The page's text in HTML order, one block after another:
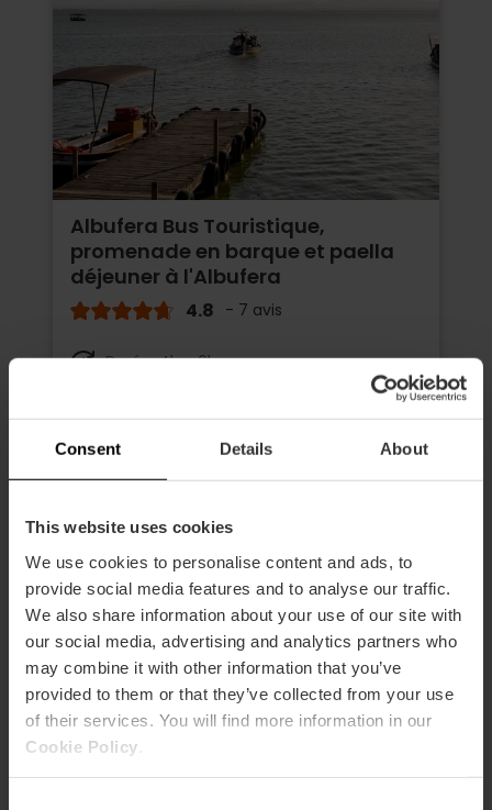
Consent Details About
This website uses cookies
We use cookies to personalise content and ads, to
provide social media features and to analyse our traffic.
We also share information about your use of our site with
our social media, advertising and analytics partners who
may combine it with other information that you’ve
provided to them or that they’ve collected from your use
of their services. You will find more information in our
Cookie Policy
Albufera Bus Touristique,
promenade en barque et paella
déjeuner à l'Albufera
4.8 - 7 avis
Durée: 4h - 6h
39,00 €